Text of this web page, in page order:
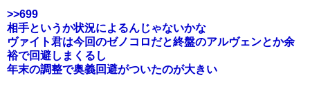
>>699
相手というか状況によるんじゃないかな
ヴァイト君は今回のゼノコロだと終盤のアルヴェンとか余
裕で回避しまくるし
年末の調整で奥義回避がついたのが大きい